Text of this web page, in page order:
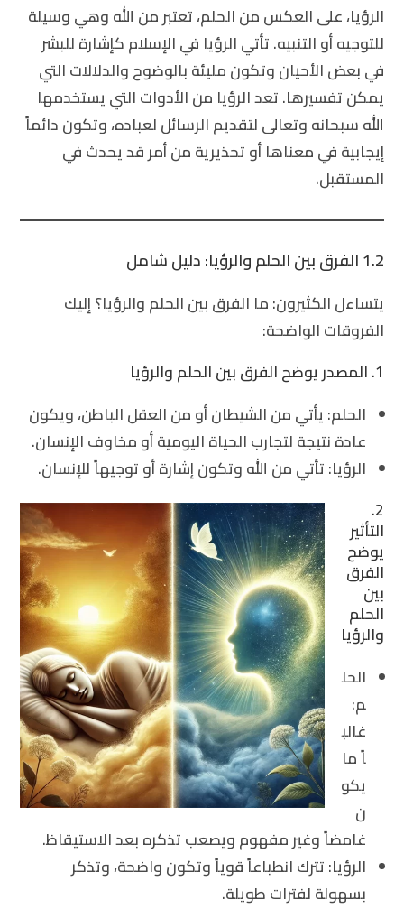
الرؤيا، على العكس من الحلم، تعتبر من الله وهي وسيلة
للتوجيه أو التنبيه. تأتي الرؤيا في الإسلام كإشارة للبشر
في بعض الأحيان وتكون مليئة بالوضوح والدلالات التي
يمكن تفسيرها. تعد الرؤيا من الأدوات التي يستخدمها
الله سبحانه وتعالى لتقديم الرسائل لعباده، وتكون دائماً
إيجابية في معناها أو تحذيرية من أمر قد يحدث في
المستقبل.
1.2 الفرق بين الحلم والرؤيا: دليل شامل
يتساءل الكثيرون:ما الفرق بين الحلم والرؤيا؟ إليك
الفروقات الواضحة:
1. المصدر يوضح الفرق بين الحلم والرؤيا
الحلم: يأتي من الشيطان أو من العقل الباطن، ويكون
عادة نتيجة لتجارب الحياة اليومية أو مخاوف الإنسان.
الرؤيا: تأتي من الله وتكون إشارة أو توجيهاً للإنسان.
2.
التأثير
يوضح
الفرق
بين
الحلم
والرؤيا
الحل
م:
غالب
اً ما
يكو
ن
غامضاً وغير مفهوم ويصعب تذكره بعد الاستيقاظ.
الرؤيا: تترك انطباعاً قوياً وتكون واضحة، وتذكر
بسهولة لفترات طويلة.